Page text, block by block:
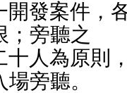
；旁聽之
旁聽。